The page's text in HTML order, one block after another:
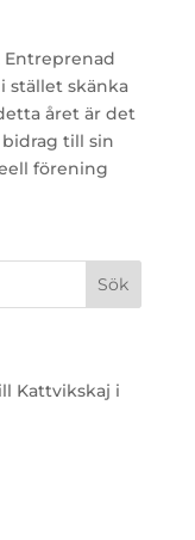
Entreprenad
stället skänka
året är det
till sin
förening
Kattvikskaj i